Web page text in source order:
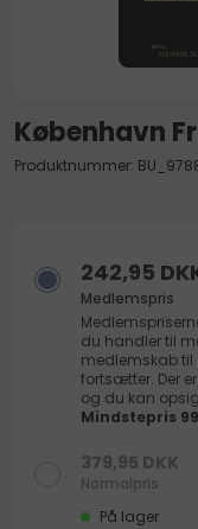
København
Produktnummer:
242,95
Medlemspris
du handler til
medlemskab til
fortsætter. Der
og du kan
Mindstepris
379,95 DKK
Normalpris
På lager